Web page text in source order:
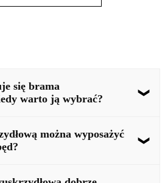
się brama
warto ją wybrać?
skrzydła otwierają się na boki,
na posesję oraz elegancki
Łączy funkcjonalność z estetyką,
W ofercie Alfen dostępne są
można wyposażyć
Takie rozwiązanie ułatwia